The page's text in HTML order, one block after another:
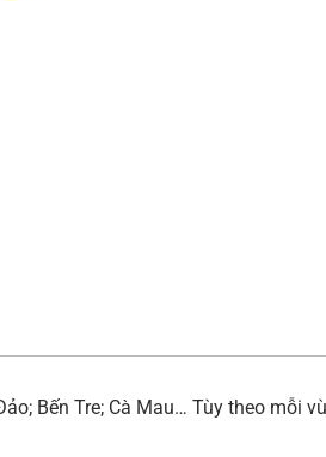
Bến Tre; Cà Mau… Tùy theo mỗi